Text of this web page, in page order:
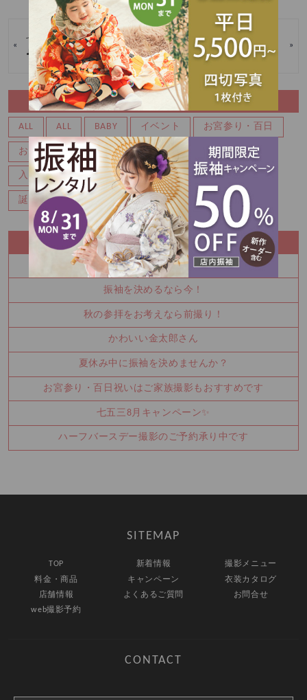
«
七五三はココロフルで決まり
♪
ご予約についてのお知らせと
お願い
»
CATEGORY
ALL ALL BABY イベント お宮参り・百日
お知らせ キャンペーン マタニティ 七五三
入園・入学 写真 卒業 卒業袴 成人式
誕生日・バースデー
RECENT ENTRY
100日祝い撮影もできます♪
振袖を決めるなら今！
秋の参拝をお考えなら前撮り！
かわいい金太郎さん
夏休み中に振袖を決めませんか？
お宮参り・百日祝いはご家族撮影もおすすめです
七五三8月キャンペーン✨
ハーフバースデー撮影のご予約承り中です
SITEMAP
TOP 新着情報
撮影メニュー
料金・商品
キャンペーン
衣装カタログ
店舗情報
よくあるご質問
お問合せ
web撮影予約
CONTACT